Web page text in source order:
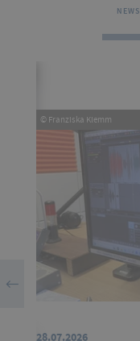
NEWS
© Franziska Klemm
28.07.2026